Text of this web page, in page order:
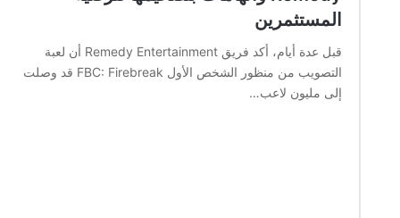
المستثمرين
قبل عدة أيام، أكد فريق Remedy Entertainment أن لعبة
التصويب من منظور الشخص الأول FBC: Firebreak قد وصلت
إلى مليون لاعب…